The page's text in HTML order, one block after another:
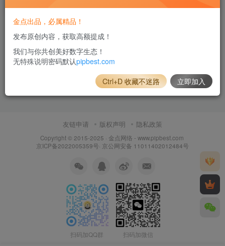
友链申请 版权声明 隐私政策
Copyright © 2015-2025 · 金点网络 - www.pipbest.com
京ICP备2022005359号· 京公网安备 11011402012484号
扫码加QQ群 扫码加微信
金点出品，必属精品！
发布原创内容，获取高额提成！
我们与你共创美好数字生态！
无特殊说明密码默认pipbest.com
Ctrl+D 收藏不迷路 立即加入